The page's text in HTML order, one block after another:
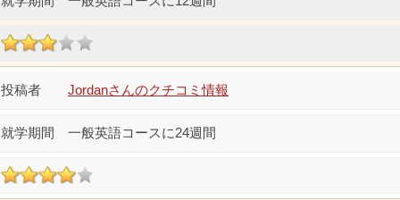
Jordanさんのクチコミ情報
一般英語コースに24週間